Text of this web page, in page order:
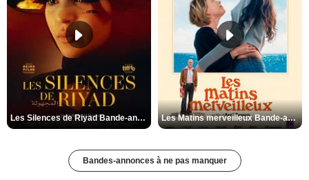
Les Silences de Riyad Bande-annonce VO STFR Les Matins merveilleux Bande-annonce VF
Bandes-annonces à ne pas manquer